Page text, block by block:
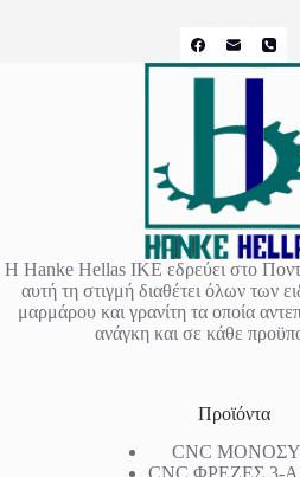
Η Hanke Hellas IKE εδρεύει στο
αυτή τη στιγμή διαθέτει όλων των
μαρμάρου και γρανίτη τα οποία
ανάγκη και σε κάθε
Προϊόντα
CNC